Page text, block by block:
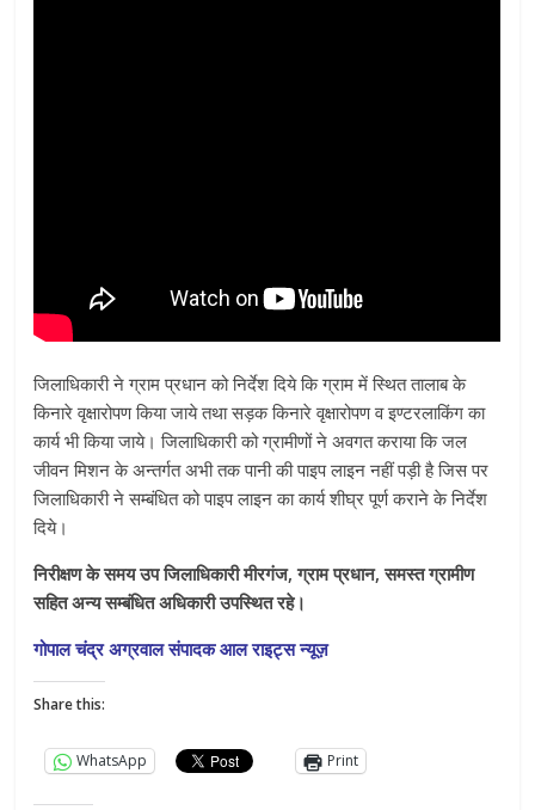
जिलाधिकारी ने ग्राम प्रधान को निर्देश दिये कि ग्राम में स्थित तालाब के
किनारे वृक्षारोपण किया जाये तथा सड़क किनारे वृक्षारोपण व इण्टरलाकिंग का
कार्य भी किया जाये। जिलाधिकारी को ग्रामीणों ने अवगत कराया कि जल
जीवन मिशन के अन्तर्गत अभी तक पानी की पाइप लाइन नहीं पड़ी है जिस पर
जिलाधिकारी ने सम्बंधित को पाइप लाइन का कार्य शीघ्र पूर्ण कराने के निर्देश
दिये।
निरीक्षण के समय उप जिलाधिकारी मीरगंज, ग्राम प्रधान, समस्त ग्रामीण
सहित अन्य सम्बंधित अधिकारी उपस्थित रहे।
गोपाल चंद्र अग्रवाल संपादक आल राइट्स न्यूज़
Share this:
WhatsApp Print